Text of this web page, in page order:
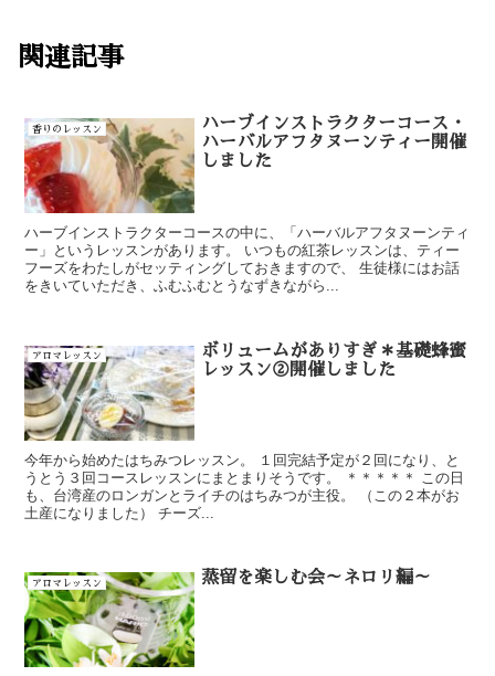
関連記事
香りのレッスン
ハーブインストラクターコース・
ハーバルアフタヌーンティー開催
しました
ハーブインストラクターコースの中に、「ハーバルアフタヌーンティ
ー」というレッスンがあります。 いつもの紅茶レッスンは、ティー
フーズをわたしがセッティングしておきますので、 生徒様にはお話
をきいていただき、ふむふむとうなずきながら...
アロマレッスン
ボリュームがありすぎ＊基礎蜂蜜
レッスン②開催しました
今年から始めたはちみつレッスン。 １回完結予定が２回になり、と
うとう３回コースレッスンにまとまりそうです。 ＊＊＊＊＊ この日
も、台湾産のロンガンとライチのはちみつが主役。 （この２本がお
土産になりました） チーズ...
アロマレッスン 蒸留を楽しむ会～ネロリ編～